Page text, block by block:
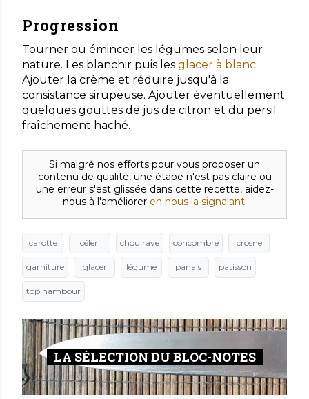
Progression
Tourner ou émincer les légumes selon leur
nature. Les blanchir puis les glacer à blanc.
Ajouter la crème et réduire jusqu'à la
consistance sirupeuse. Ajouter éventuellement
quelques gouttes de jus de citron et du persil
fraîchement haché.
Si malgré nos efforts pour vous proposer un
contenu de qualité, une étape n'est pas claire ou
une erreur s'est glissée dans cette recette, aidez-
nous à l'améliorer en nous la signalant.
carotte céleri chou rave concombre crosne
garniture glacer légume panais patisson
topinambour
LA SÉLECTION DU BLOC-NOTES